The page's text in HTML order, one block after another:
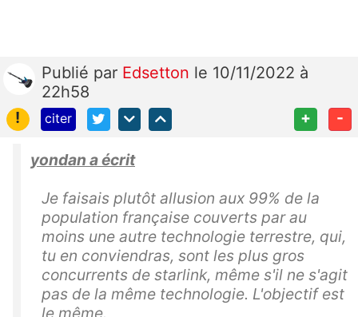
Publié par Edsetton le 10/11/2022 à
22h58
!
citer + -
yondan a écrit
Je faisais plutôt allusion aux 99% de la
population française couverts par au
moins une autre technologie terrestre, qui,
tu en conviendras, sont les plus gros
concurrents de starlink, même s'il ne s'agit
pas de la même technologie. L'objectif est
le même.